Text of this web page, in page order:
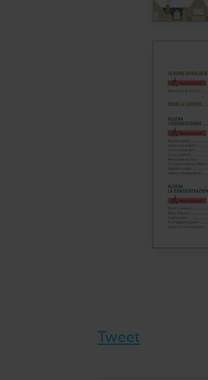
Tweet